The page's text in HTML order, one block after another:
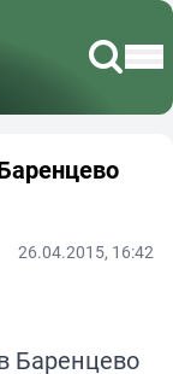
26.04.2015, 16:42